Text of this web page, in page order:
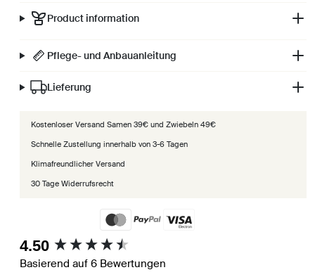
Product information
Pflege- und Anbauanleitung
Lieferung
Kostenloser Versand Samen 39€ und Zwiebeln 49€
Schnelle Zustellung innerhalb von 3-6 Tagen
Klimafreundlicher Versand
30 Tage Widerrufsrecht
4.50
Basierend auf 6 Bewertungen
New content loaded